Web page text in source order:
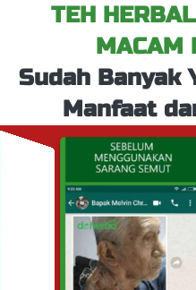
TEH
MACAM
Sudah Banyak
Manfaat